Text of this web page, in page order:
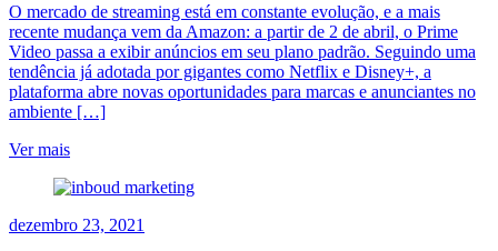
O mercado de streaming está em constante evolução, e a mais
recente mudança vem da Amazon: a partir de 2 de abril, o Prime
Video passa a exibir anúncios em seu plano padrão. Seguindo uma
tendência já adotada por gigantes como Netflix e Disney+, a
plataforma abre novas oportunidades para marcas e anunciantes no
ambiente […]
Ver mais
dezembro 23, 2021